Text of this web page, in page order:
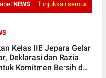
NEWS Tunjukkan semua
Kelas IIB Jepara Gelar
Deklarasi dan Razia
Komitmen Bersih dari